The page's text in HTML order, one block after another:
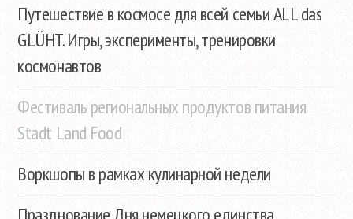
Путешествие в космосе для всей семьи ALL das
GLÜHT. Игры, эксперименты, тренировки
космонавтов
Фестиваль региональных продуктов питания
Stadt Land Food
Воркшопы в рамках кулинарной недели